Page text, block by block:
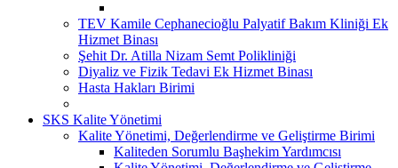
TEV Kamile Cephanecioğlu Palyatif Bakım Kliniği Ek
Hizmet Binası
Şehit Dr. Atilla Nizam Semt Polikliniği
Diyaliz ve Fizik Tedavi Ek Hizmet Binası
Hasta Hakları Birimi
SKS Kalite Yönetimi
Kalite Yönetimi, Değerlendirme ve Geliştirme Birimi
Kaliteden Sorumlu Başhekim Yardımcısı